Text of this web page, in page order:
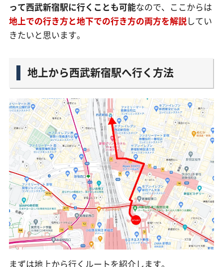
って西武新宿駅に行くことも可能なので、ここからは
地上での行き方と地下での行き方の両方を解説してい
きたいと思います。
地上から西武新宿駅へ行く方法
まずは地上から行くルートを紹介します。